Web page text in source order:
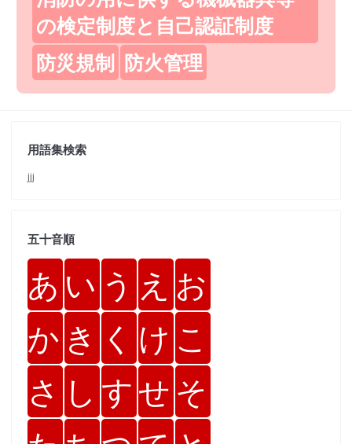
の検定制度と自己認証制度
防災規制 防火管理
用語集検索
jjj
五十音順
あ い う え お
か き く け こ
さ し すせ そ